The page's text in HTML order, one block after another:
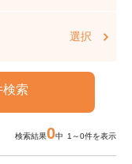
選択
検索結果0中 1～0件を表示